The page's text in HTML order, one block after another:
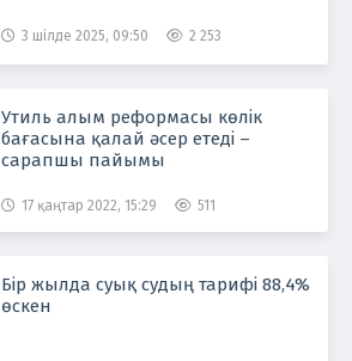
3 шілде 2025, 09:50 2 253
Утиль алым реформасы көлік
бағасына қалай әсер етеді –
сарапшы пайымы
17 қаңтар 2022, 15:29 511
Бір жылда суық судың тарифі 88,4%
өскен